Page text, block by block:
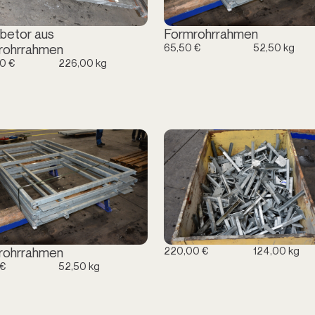
aus
€ 226,00 kg
Formrohrrahmen
65,50 € 52,50 kg
52,50 kg
220,00 € 124,00 kg